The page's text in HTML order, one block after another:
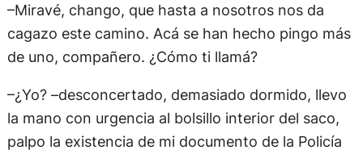
–Miravé, chango, que hasta a nosotros nos da
cagazo este camino. Acá se han hecho pingo más
de uno, compañero. ¿Cómo ti llamá?
–¿Yo? –desconcertado, demasiado dormido, llevo
la mano con urgencia al bolsillo interior del saco,
palpo la existencia de mi documento de la Policía